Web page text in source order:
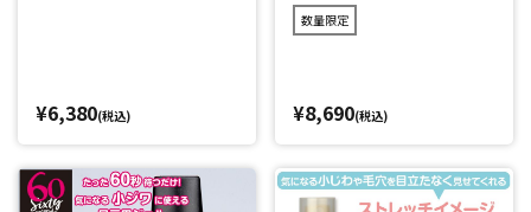
¥6,380(税込)
数量限定
¥8,690(税込)